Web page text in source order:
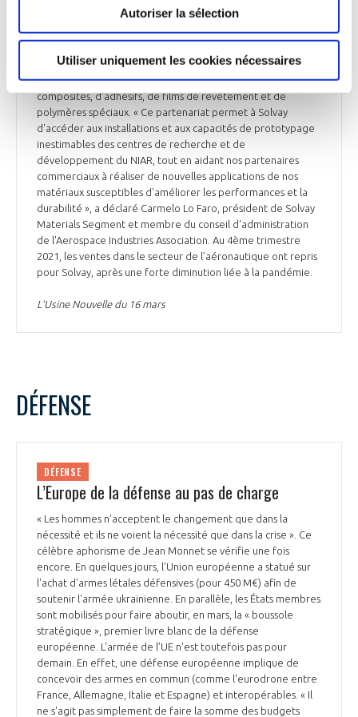
Autoriser la sélection
Utiliser uniquement les cookies nécessaires
State University, Kansas, États-Unis. Ensemble, ils
développeront des applications pour différents secteurs de
et la mobilité aérienne urbaine. Ce partenariat va permettre
à Solvay d’étendre son portefeuille de matériaux
composites, d'adhésifs, de films de revêtement et de
polymères spéciaux. « Ce partenariat permet à Solvay
d'accéder aux installations et aux capacités de prototypage
inestimables des centres de recherche et de
développement du NIAR, tout en aidant nos partenaires
commerciaux à réaliser de nouvelles applications de nos
matériaux susceptibles d'améliorer les performances et la
durabilité », a déclaré Carmelo Lo Faro, président de Solvay
Materials Segment et membre du conseil d'administration
de l'Aerospace Industries Association. Au 4ème trimestre
2021, les ventes dans le secteur de l’aéronautique ont repris
pour Solvay, après une forte diminution liée à la pandémie.
L’Usine Nouvelle du 16 mars
DÉFENSE
DÉFENSE
L’Europe de la défense au pas de charge
« Les hommes n'acceptent le changement que dans la
nécessité et ils ne voient la nécessité que dans la crise ». Ce
célèbre aphorisme de Jean Monnet se vérifie une fois
encore. En quelques jours, l'Union européenne a statué sur
l'achat d'armes létales défensives (pour 450 M€) afin de
soutenir l'armée ukrainienne. En parallèle, les États membres
sont mobilisés pour faire aboutir, en mars, la « boussole
stratégique », premier livre blanc de la défense
européenne. L'armée de l’UE n'est toutefois pas pour
demain. En effet, une défense européenne implique de
concevoir des armes en commun (comme l'eurodrone entre
France, Allemagne, Italie et Espagne) et interopérables. « Il
ne s'agit pas simplement de faire la somme des budgets